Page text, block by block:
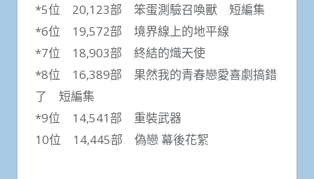
*5位 20,123部 笨蛋測驗召喚獸 短編集
*6位 19,572部 境界線上的地平線
*7位 18,903部 終結的熾天使
*8位 16,389部 果然我的青春戀愛喜劇搞錯
了 短編集
*9位 14,541部 重裝武器
10位 14,445部 偽戀 幕後花絮